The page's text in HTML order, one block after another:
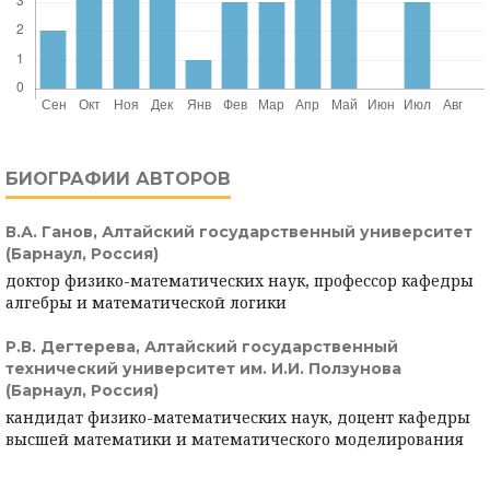
БИОГРАФИИ АВТОРОВ
В.А. Ганов, Алтайский государственный университет
(Барнаул, Россия)
доктор физико-математических наук, профессор кафедры
алгебры и математической логики
Р.В. Дегтерева, Алтайский государственный
технический университет им. И.И. Ползунова
(Барнаул, Россия)
кандидат физико-математических наук, доцент кафедры
высшей математики и математического моделирования